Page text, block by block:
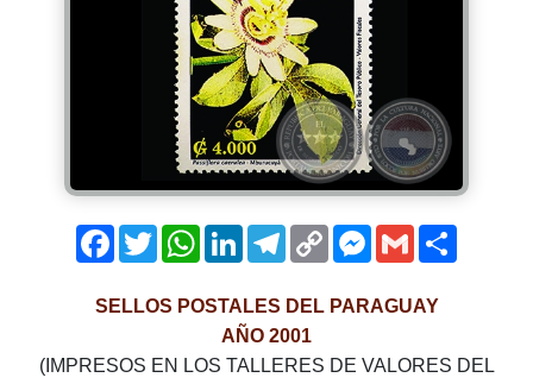
Facebook
TwitterWhatsApp
LinkedInTelegram
Copy
Link
Messenger
Gmail
SELLOS POSTALES DEL PARAGUAY
AÑO 2001
(IMPRESOS EN LOS TALLERES DE VALORES DEL